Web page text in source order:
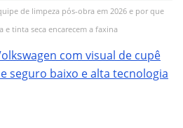
de limpeza pós-obra em 2026 e por que
e tinta seca encarecem a faxina
com visual de cupê
seguro baixo e alta tecnologia